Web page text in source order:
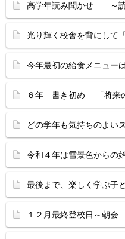
高学年読み聞かせ ～読
光り輝く校舎を背にして
今年最初の給食メニュー
６年 書き初め 「将来の
どの学年も気持ちのよい
令和４年は雪景色からの
最後まで、楽しく学ぶ子
１２月最終登校日～朝会